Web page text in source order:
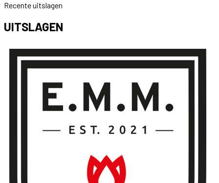
Recente uitslagen
UITSLAGEN